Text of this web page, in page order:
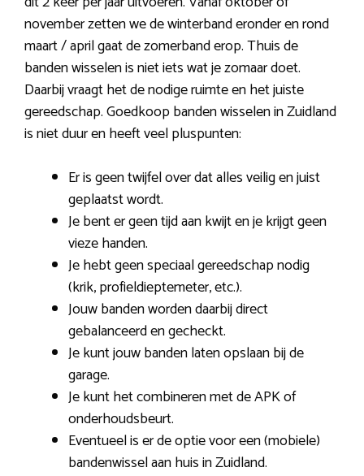
november zetten we de winterband eronder en rond
maart / april gaat de zomerband erop. Thuis de
banden wisselen is niet iets wat je zomaar doet.
Daarbij vraagt het de nodige ruimte en het juiste
gereedschap. Goedkoop banden wisselen in Zuidland
is niet duur en heeft veel pluspunten:
Er is geen twijfel over dat alles veilig en juist
geplaatst wordt.
Je bent er geen tijd aan kwijt en je krijgt geen
vieze handen.
Je hebt geen speciaal gereedschap nodig
(krik, profieldieptemeter, etc.).
Jouw banden worden daarbij direct
gebalanceerd en gecheckt.
Je kunt jouw banden laten opslaan bij de
garage.
Je kunt het combineren met de APK of
onderhoudsbeurt.
Eventueel is er de optie voor een (mobiele)
bandenwissel aan huis in Zuidland.